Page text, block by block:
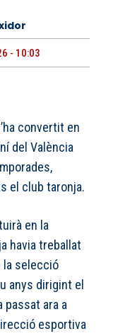
- 10:03
convertit en
del València
el club taronja.
en la
havia treballat
la selecció
anys dirigint el
passat ara a
esportiva